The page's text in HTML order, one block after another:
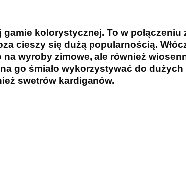
kolorystycznej. To w połączeniu
cieszy się dużą popularnością.
wyroby zimowe, ale również
go śmiało wykorzystywać do dużych
swetrów kardiganów.